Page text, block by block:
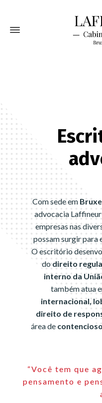
Com sede em
advocacia
empresas nas
possam surgir para
O escritório
dodireito
interno da
também atua
internacional,
direito de
área de
“Você tem que
pensamento e